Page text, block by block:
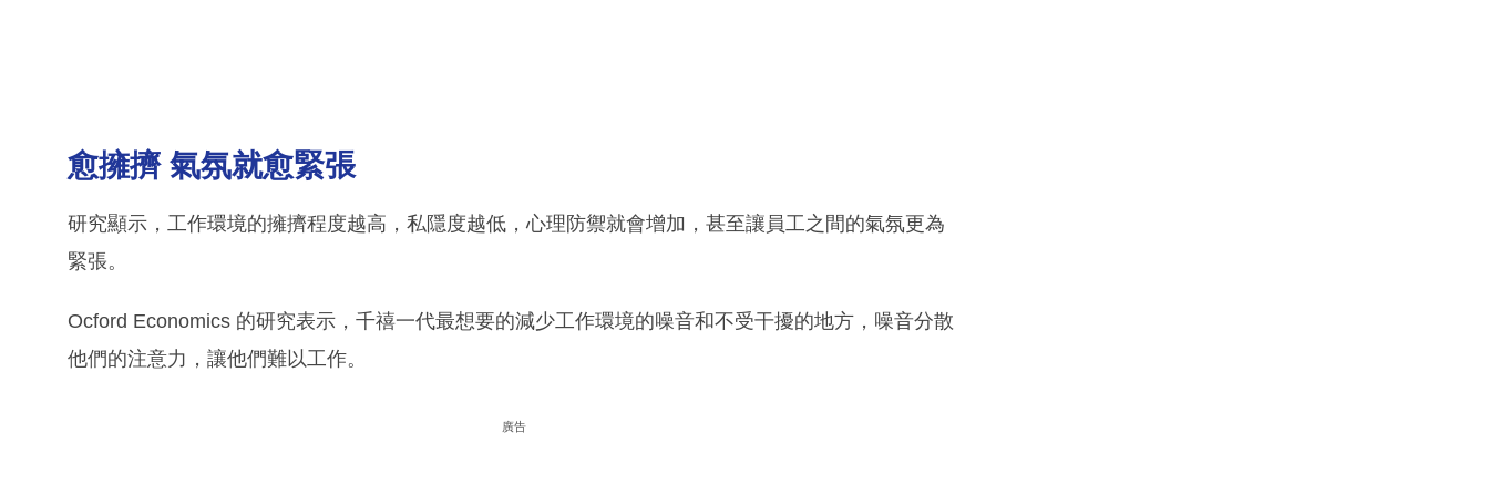
愈擁擠 氣氛就愈緊張
研究顯示，工作環境的擁擠程度越高，私隱度越低，心理防禦就會增加，甚至讓員工之間的氣氛更為
緊張。
Ocford Economics 的研究表示，千禧一代最想要的減少工作環境的噪音和不受干擾的地方，噪音分散
他們的注意力，讓他們難以工作。
廣告